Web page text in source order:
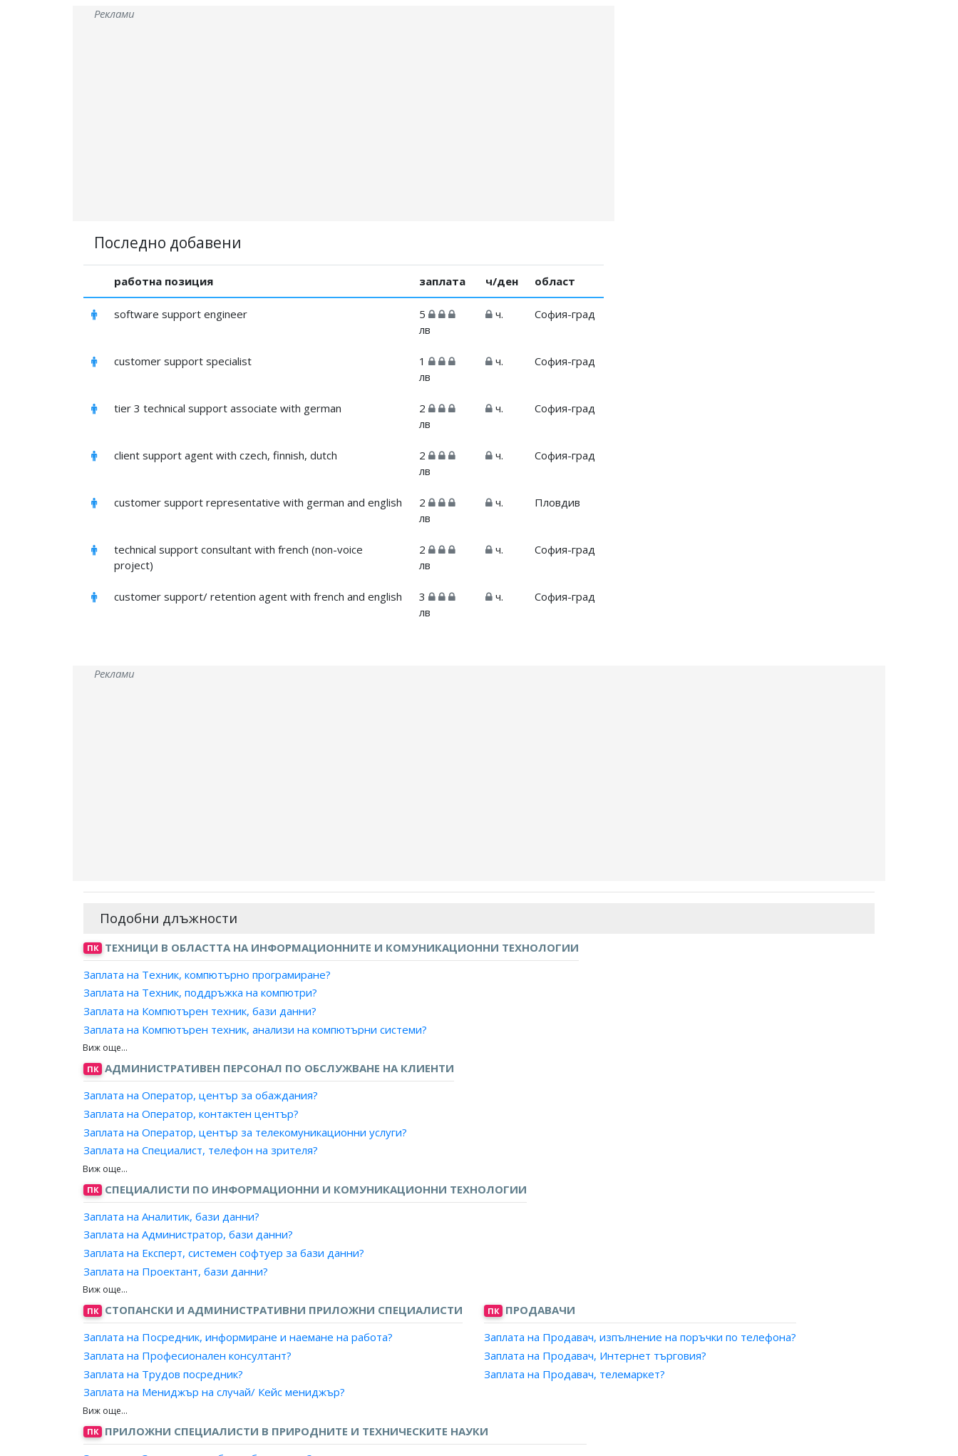
Реклами
Последно добавени
работна позиция заплата ч/ден област
software support engineer
5
лв
ч. София-град
customer support specialist
1
лв
ч. София-град
tier 3 technical support associate with german
2
лв
ч. София-град
client support agent with czech, finnish, dutch
2
лв
ч. София-град
customer support representative with german and english
2
лв
ч. Пловдив
technical support consultant with french (non-voice
project)
2
лв
ч. София-град
customer support/ retention agent with french and english
3
лв
ч. София-град
Реклами
Подобни длъжности
ПК ТЕХНИЦИ В ОБЛАСТТА НА ИНФОРМАЦИОННИТЕ И КОМУНИКАЦИОННИ ТЕХНОЛОГИИ
Заплата на Техник, компютърно програмиране?
Заплата на Техник, поддръжка на компютри?
Заплата на Компютърен техник, бази данни?
Заплата на Компютърен техник, анализи на компютърни системи?
Заплата на Компютърен аналитик, поддръжка на софтуер?
Заплата на Консултант, поддръжка на информационни технологии?
Заплата на Консултант, поддръжка на софтуер?
Заплата на Оператор, инсталиране софтуер?
Заплата на Оператор, подпомагане на потребители?
Заплата на Специалист, интернет поддръжка?
Заплата на Специалист, поддръжка приложения?
Заплата на Приемчик в сервизен отдел?
ПК АДМИНИСТРАТИВЕН ПЕРСОНАЛ ПО ОБСЛУЖВАНЕ НА КЛИЕНТИ
Заплата на Оператор, център за обаждания?
Заплата на Оператор, контактен център?
Заплата на Оператор, център за телекомуникационни услуги?
Заплата на Специалист, телефон на зрителя?
Заплата на Информатор, пътническо обслужване?
ПК СПЕЦИАЛИСТИ ПО ИНФОРМАЦИОННИ И КОМУНИКАЦИОННИ ТЕХНОЛОГИИ
Заплата на Аналитик, бази данни?
Заплата на Администратор, бази данни?
Заплата на Експерт, системен софтуер за бази данни?
Заплата на Проектант, бази данни?
Заплата на Програмист, бази данни?
ПК СТОПАНСКИ И АДМИНИСТРАТИВНИ ПРИЛОЖНИ СПЕЦИАЛИСТИ
Заплата на Посредник, информиране и наемане на работа?
Заплата на Професионален консултант?
Заплата на Трудов посредник?
Заплата на Мениджър на случай/ Кейс мениджър?
Заплата на Консултант, подкрепена заетост?
ПК ПРОДАВАЧИ
Заплата на Продавач, изпълнение на поръчки по телефона?
Заплата на Продавач, Интернет търговия?
Заплата на Продавач, телемаркет?
ПК ПРИЛОЖНИ СПЕЦИАЛИСТИ В ПРИРОДНИТЕ И ТЕХНИЧЕСКИТЕ НАУКИ